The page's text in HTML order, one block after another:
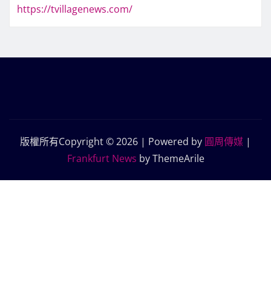
https://tvillagenews.com/
版權所有Copyright © 2026 | Powered by 圓周傳媒 |
Frankfurt News by ThemeArile